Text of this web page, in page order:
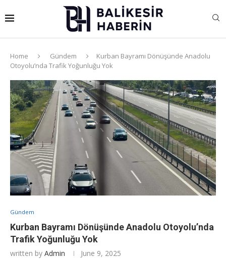
Home Gündem
Kurban Bayramı Dönüşünde Anadolu
Otoyolu’nda Trafik Yoğunluğu Yok
Gündem
Kurban Bayramı Dönüşünde Anadolu Otoyolu’nda
Trafik Yoğunluğu Yok
written by Admin June 9, 2025